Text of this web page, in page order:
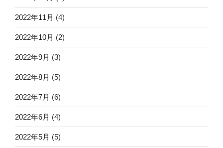
2022年11月 (4)
2022年10月 (2)
2022年9月 (3)
2022年8月 (5)
2022年7月 (6)
2022年6月 (4)
2022年5月 (5)